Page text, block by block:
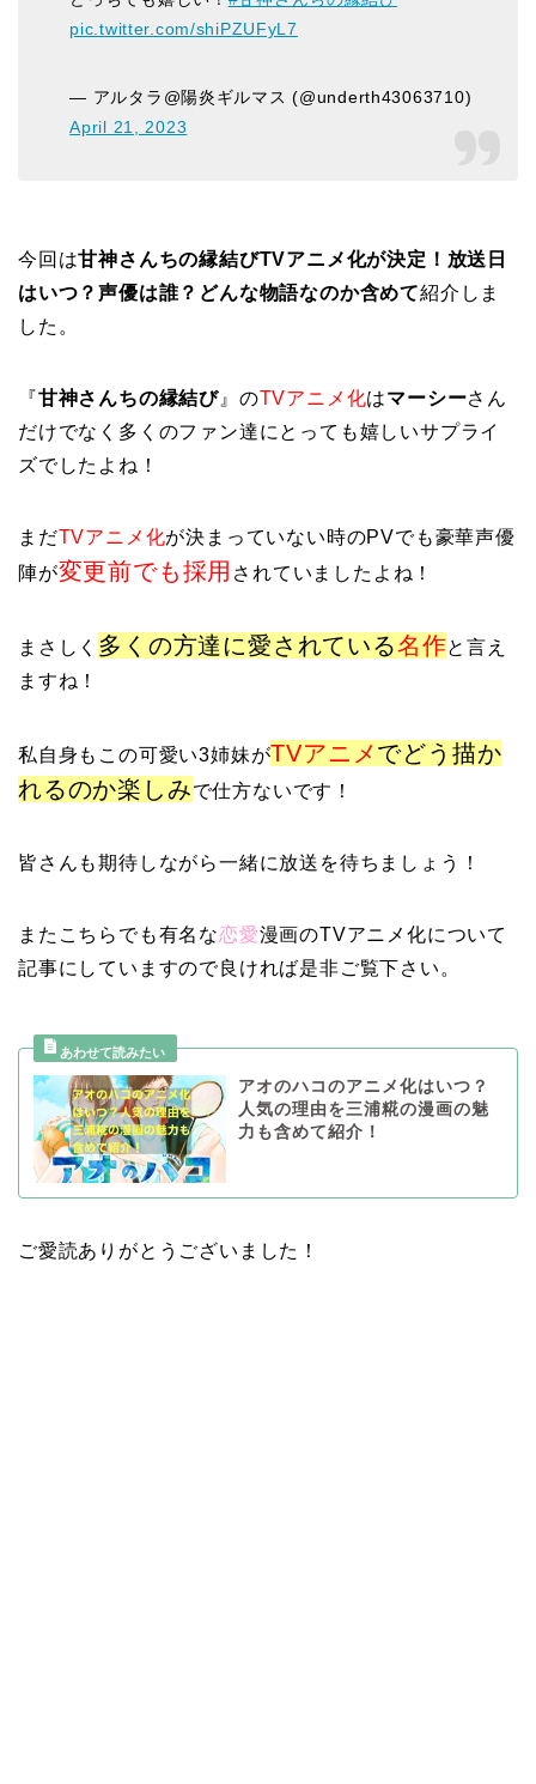
pic.twitter.com/shiPZUFyL7
— アルタラ@陽炎ギルマス (@underth43063710)
April 21, 2023
今回は甘神さんちの縁結びTVアニメ化が決定！放送日
はいつ？声優は誰？どんな物語なのか含めて紹介しま
した。
『甘神さんちの縁結び 』のTVアニメ化はマーシーさん
だけでなく多くのファン達にとっても嬉しいサプライ
ズでしたよね！
まだTVアニメ化が決まっていない時のPVでも豪華声優
陣が変更前でも採用 されていましたよね！
まさしく 多くの方達に愛されている名作と言え
ますね！
私自身もこの可愛い3姉妹がTVアニメ でどう描か
れるのか楽しみで仕方ないです！
皆さんも期待しながら一緒に放送を待ちましょう！
またこちらでも有名な恋愛漫画のTVアニメ化について
記事にしていますので良ければ是非ご覧下さい。
アオのハコのアニメ化はいつ？
人気の理由を三浦糀の漫画の魅
力も含めて紹介！
ご愛読ありがとうございました！